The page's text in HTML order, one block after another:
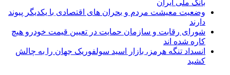
بانک ملی ایران
وضعیت معیشت مردم و بحران های اقتصادی با یکدیگر پیوند
دارند
شورای رقابت و سازمان حمایت در تعیین قیمت خودرو هیچ
کاره شده اند
انسداد تنگه هرمز، بازار اسید سولفوریک جهان را به چالش
کشید